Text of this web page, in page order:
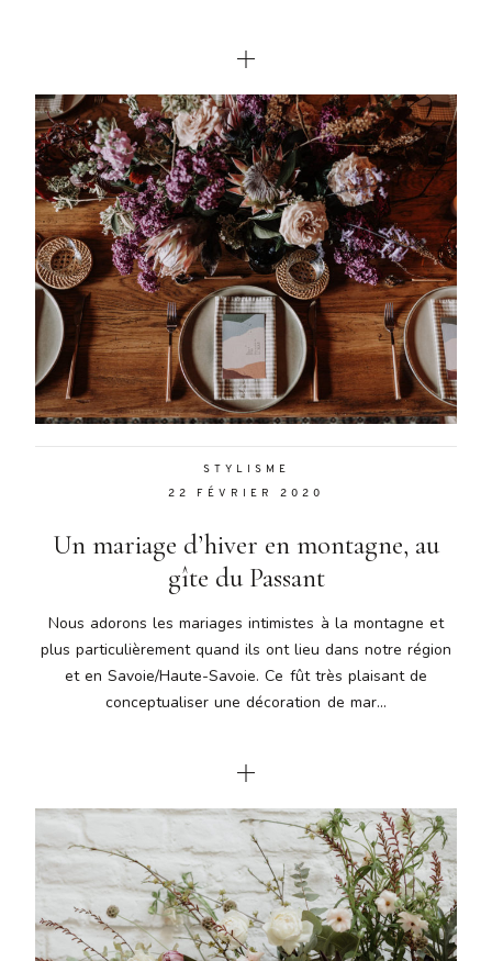
STYLISME
22 FÉVRIER 2020
Un mariage d’hiver en montagne, au
gîte du Passant
Nous adorons les mariages intimistes à la montagne et
plus particulièrement quand ils ont lieu dans notre région
et en Savoie/Haute-Savoie. Ce fût très plaisant de
conceptualiser une décoration de mar...